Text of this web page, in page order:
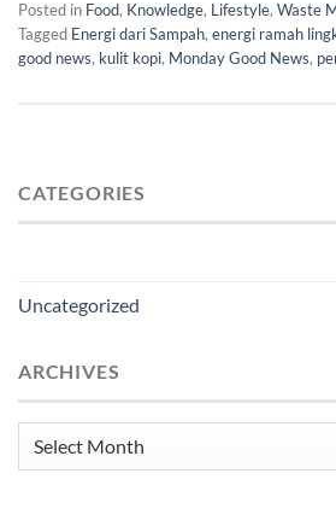
Posted in Food, Knowledge, Lifestyle, Waste
Tagged Energi dari Sampah, energi ramah
good news, kulit kopi, Monday Good News,
CATEGORIES
Uncategorized
ARCHIVES
Archives